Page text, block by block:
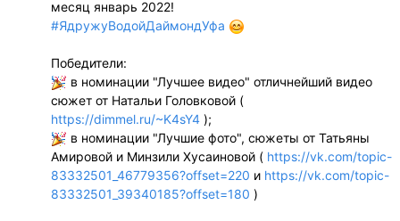
месяц январь 2022!
#ЯдружуВодойДаймондУфа
Победители:
в номинации "Лучшее видео" отличнейший видео
сюжет от Натальи Головковой (
https://dimmel.ru/~K4sY4 );
в номинации "Лучшие фото", сюжеты от Татьяны
Амировой и Минзили Хусаиновой ( https://vk.com/topic-
83332501_46779356?offset=220 и https://vk.com/topic-
83332501_39340185?offset=180 )